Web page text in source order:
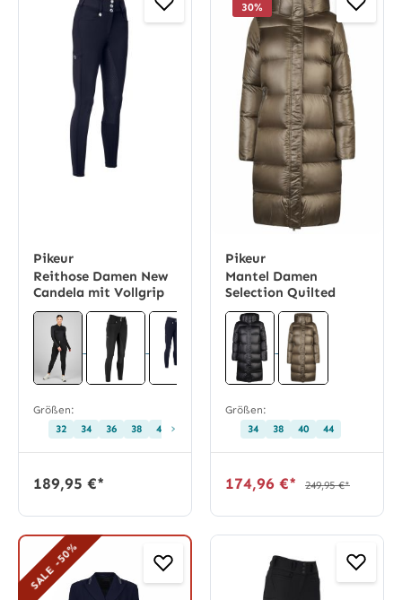
Pikeur
Reithose Damen New
Candela mit Vollgrip
Größen:
32
34 36 38 40 48 68 72 76
›
189,95 €*
30%
Pikeur
Mantel Damen
Selection Quilted
Größen:
34
38 40 44
174,96 €* 249,95 €*
SALE -50%